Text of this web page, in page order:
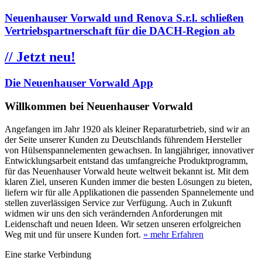
Neuenhauser Vorwald und Renova S.r.l. schließen
Vertriebspartnerschaft für die DACH-Region ab
// Jetzt neu!
Die Neuenhauser Vorwald App
Willkommen bei Neuenhauser Vorwald
Angefangen im Jahr 1920 als kleiner Reparaturbetrieb, sind wir an
der Seite unserer Kunden zu Deutschlands führendem Hersteller
von Hülsenspannelementen gewachsen. In langjähriger, innovativer
Entwicklungsarbeit entstand das umfangreiche Produktprogramm,
für das Neuenhauser Vorwald heute weltweit bekannt ist. Mit dem
klaren Ziel, unseren Kunden immer die besten Lösungen zu bieten,
liefern wir für alle Applikationen die passenden Spannelemente und
stellen zuverlässigen Service zur Verfügung. Auch in Zukunft
widmen wir uns den sich verändernden Anforderungen mit
Leidenschaft und neuen Ideen. Wir setzen unseren erfolgreichen
Weg mit und für unsere Kunden fort. » mehr Erfahren
Eine starke Verbindung